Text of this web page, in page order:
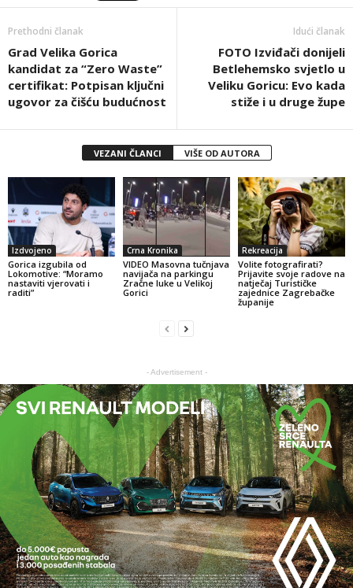
Prethodni članak
Grad Velika Gorica
kandidat za “Zero Waste”
certifikat: Potpisan ključni
ugovor za čišću budućnost
Idući članak
FOTO Izviđači donijeli
Betlehemsko svjetlo u
Veliku Goricu: Evo kada
stiže i u druge župe
VEZANI ČLANCI VIŠE OD AUTORA
Izdvojeno
Gorica izgubila od
Lokomotive: “Moramo
nastaviti vjerovati i
raditi”
Crna Kronika
VIDEO Masovna tučnjava
navijača na parkingu
Zračne luke u Velikoj
Gorici
Rekreacija
Volite fotografirati?
Prijavite svoje radove na
natječaj Turističke
zajednice Zagrebačke
županije
- Advertisement -